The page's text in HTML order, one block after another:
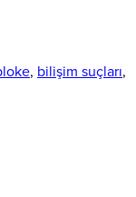
, bilişim suçları,